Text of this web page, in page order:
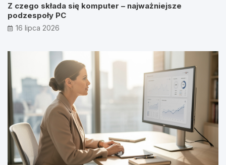
Z czego składa się komputer – najważniejsze
podzespoły PC
16 lipca 2026